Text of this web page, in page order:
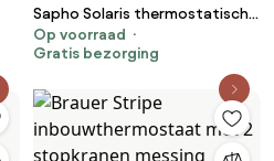
Sapho Solaris thermostatische
inbouw douchekraan 20x20cm
mat zwart
Op voorraad
Gratis bezorging